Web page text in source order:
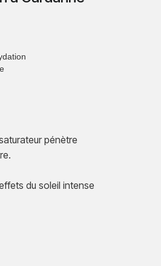
pénètre
du soleil intense